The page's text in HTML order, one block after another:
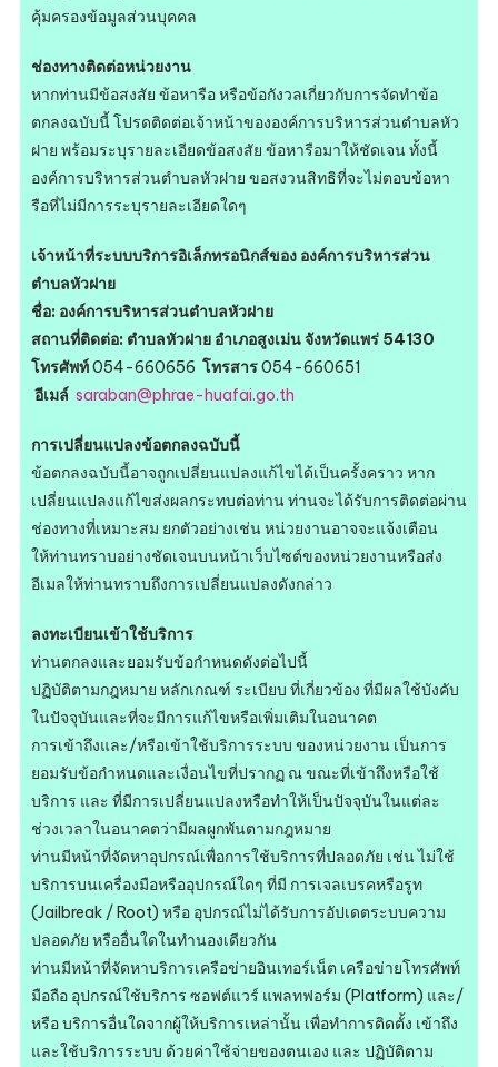
คุ้มครองข้อมูลส่วนบุคคล
ช่องทางติดต่อหน่วยงาน
หากท่านมีข้อสงสัย ข้อหารือ หรือข้อกังวลเกี่ยวกับการจัดทำข้อ
ตกลงฉบับนี้ โปรดติดต่อเจ้าหน้าขององค์การบริหารส่วนตำบลหัว
ฝาย พร้อมระบุรายละเอียดข้อสงสัย ข้อหารือมาให้ชัดเจน ทั้งนี้
องค์การบริหารส่วนตำบลหัวฝาย ขอสงวนสิทธิที่จะไม่ตอบข้อหา
รือที่ไม่มีการระบุรายละเอียดใดๆ
เจ้าหน้าที่ระบบบริการอิเล็กทรอนิกส์ของ องค์การบริหารส่วน
ตำบลหัวฝาย
ชื่อ: องค์การบริหารส่วนตำบลหัวฝาย
สถานที่ติดต่อ: ตำบลหัวฝาย อำเภอสูงเม่น จังหวัดแพร่ 54130
โทรศัพท์054-660656 โทรสาร054-660651
อีเมล์ saraban@phrae-huafai.go.th
การเปลี่ยนแปลงข้อตกลงฉบับนี้
ข้อตกลงฉบับนี้อาจถูกเปลี่ยนแปลงแก้ไขได้เป็นครั้งคราว หาก
เปลี่ยนแปลงแก้ไขส่งผลกระทบต่อท่าน ท่านจะได้รับการติดต่อผ่าน
ช่องทางที่เหมาะสม ยกตัวอย่างเช่น หน่วยงานอาจจะแจ้งเตือน
ให้ท่านทราบอย่างชัดเจนบนหน้าเว็บไซต์ของหน่วยงานหรือส่ง
อีเมลให้ท่านทราบถึงการเปลี่ยนแปลงดังกล่าว
ลงทะเบียนเข้าใช้บริการ
ท่านตกลงและยอมรับข้อกำหนดดังต่อไปนี้
ปฏิบัติตามกฎหมาย หลักเกณฑ์ ระเบียบ ที่เกี่ยวข้อง ที่มีผลใช้บังคับ
ในปัจจุบันและที่จะมีการแก้ไขหรือเพิ่มเติมในอนาคต
การเข้าถึงและ/หรือเข้าใช้บริการระบบ ของหน่วยงาน เป็นการ
ยอมรับข้อกำหนดและเงื่อนไขที่ปรากฏ ณ ขณะที่เข้าถึงหรือใช้
บริการ และ ที่มีการเปลี่ยนแปลงหรือทำให้เป็นปัจจุบันในแต่ละ
ช่วงเวลาในอนาคตว่ามีผลผูกพันตามกฎหมาย
ท่านมีหน้าที่จัดหาอุปกรณ์เพื่อการใช้บริการที่ปลอดภัย เช่น ไม่ใช้
บริการบนเครื่องมือหรืออุปกรณ์ใดๆ ที่มี การเจลเบรคหรือรูท
(Jailbreak / Root) หรือ อุปกรณ์ไม่ได้รับการอัปเดตระบบความ
ปลอดภัย หรืออื่นใดในทำนองเดียวกัน
ท่านมีหน้าที่จัดหาบริการเครือข่ายอินเทอร์เน็ต เครือข่ายโทรศัพท์
มือถือ อุปกรณ์ใช้บริการ ซอฟต์แวร์ แพลทฟอร์ม (Platform) และ/
หรือ บริการอื่นใดจากผู้ให้บริการเหล่านั้น เพื่อทำการติดตั้ง เข้าถึง
และใช้บริการระบบ ด้วยค่าใช้จ่ายของตนเอง และ ปฏิบัติตาม